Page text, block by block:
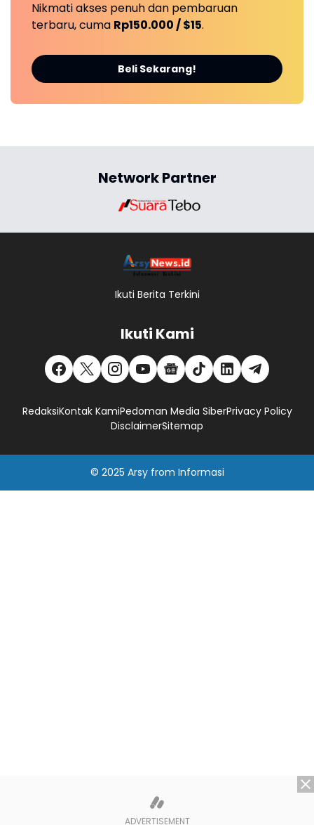
Nikmati akses penuh dan pembaruan
terbaru, cuma Rp150.000 / $15.
Beli Sekarang!
Network Partner
Ikuti Berita Terkini
Ikuti Kami
RedaksiKontak KamiPedoman Media SiberPrivacy Policy
DisclaimerSitemap
© 2025 Arsyfrom Informasi